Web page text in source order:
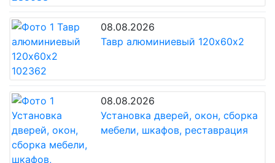
08.08.2026
Тавр алюминиевый 120х60х2
08.08.2026
Установка дверей, окон, сборка
мебели, шкафов, реставрация